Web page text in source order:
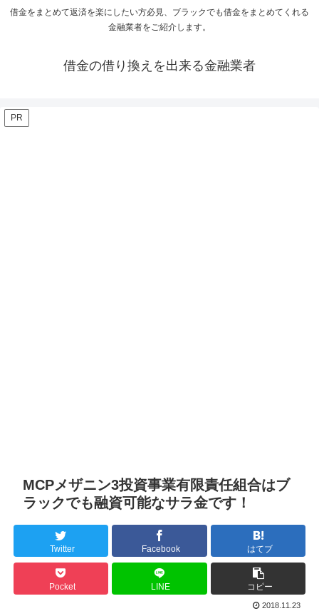
借金をまとめて返済を楽にしたい方必見、ブラックでも借金をまとめてくれる
金融業者をご紹介します。
借金の借り換えを出来る金融業者
PR
MCPメザニン3投資事業有限責任組合はブ
ラックでも融資可能なサラ金です！
Twitter Facebook はてブ
Pocket LINE コピー
2018.11.23